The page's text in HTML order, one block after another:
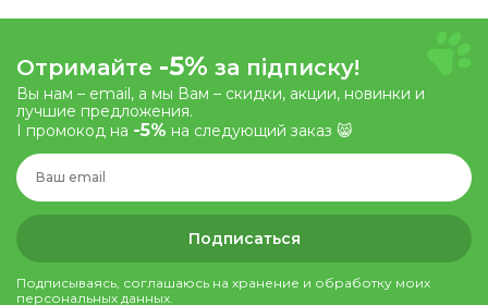
Отримайте -5% за підписку!
Вы нам – email, а мы Вам – скидки, акции, новинки и
лучшие предложения.
І промокод на -5% на следующий заказ 😸
Подписаться
Подписываясь, соглашаюсь на хранение и обработку моих
персональных данных.